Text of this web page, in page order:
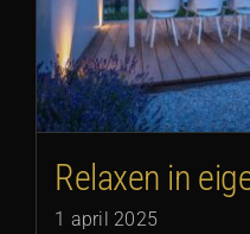
Relaxen in
1 april 2025